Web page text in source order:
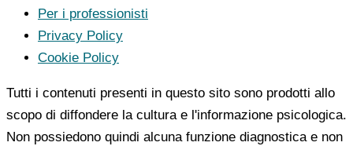
Per i professionisti
Privacy Policy
Cookie Policy
Tutti i contenuti presenti in questo sito sono prodotti allo
scopo di diffondere la cultura e l'informazione psicologica.
Non possiedono quindi alcuna funzione diagnostica e non